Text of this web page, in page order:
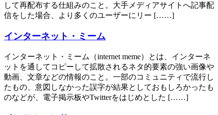
して再配布する仕組みのこと。大手メディアサイトへ記事配
信をした場合、より多くのユーザーにリー [……]
インターネット・ミーム
インターネット・ミーム（internet meme）とは、インターネ
ットを通してコピーして拡散されるネタ的要素の強い画像や
動画、文章などの情報のこと。一部のコミュニティで流行し
たもの、意図しなかった誤字が結果としておもしろかったも
のなどが、電子掲示板やTwitterをはじめとした [……]